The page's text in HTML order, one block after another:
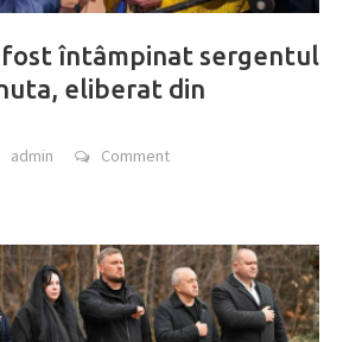
fost întâmpinat sergentul
eliberat din
admin Comment